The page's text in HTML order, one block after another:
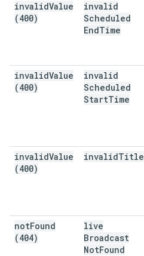
invalidValue
(400)
invalid
Scheduled
EndTime
invalidValue
(400)
invalid
Scheduled
StartTime
invalidValue
(400)
invalidTitle
notFound
(404)
live
Broadcast
NotFound